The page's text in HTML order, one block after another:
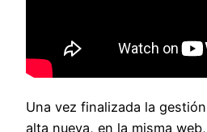
Una vez finalizada la
alta nueva, en la misma